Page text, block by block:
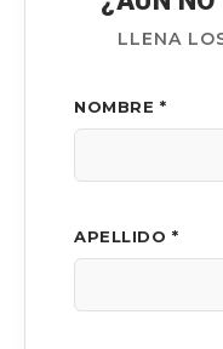
LLENA
NOMBRE *
APELLIDO *